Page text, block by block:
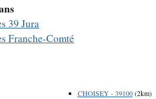
39 Jura
Franche-Comté
CHOISEY - 39100(2km)